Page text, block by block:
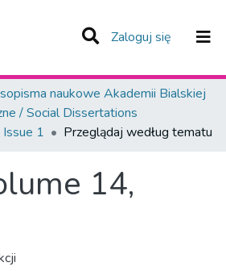
Zaloguj się (current)
naukowe Akademii Bialskiej
/ Social Dissertations
1
Przeglądaj według tematu
14,